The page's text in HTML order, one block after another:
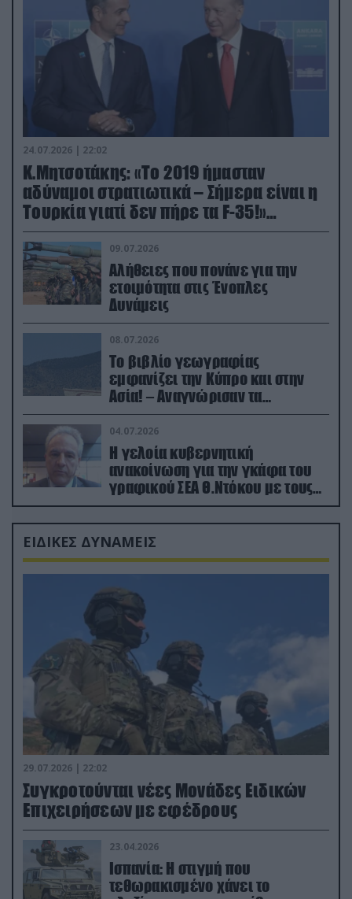
24.07.2026 | 22:02
Κ.Μητσοτάκης: «Το 2019 ήμασταν
αδύναμοι στρατιωτικά – Σήμερα είναι η
Τουρκία γιατί δεν πήρε τα F-35!»
(βίντεο)
09.07.2026
Αλήθειες που πονάνε για την
ετοιμότητα στις Ένοπλες
Δυνάμεις
08.07.2026
Το βιβλίο γεωγραφίας
εμφανίζει την Κύπρο και στην
Ασία! – Αναγνώρισαν τα
κατεχόμενα; (φωτο)
04.07.2026
Η γελοία κυβερνητική
ανακοίνωση για την γκάφα του
γραφικού ΣΕΑ Θ.Ντόκου με τους
Ρώσους φαρσέρ
ΕΙΔΙΚΕΣ ΔΥΝΑΜΕΙΣ
29.07.2026 | 22:02
Συγκροτούνται νέες Μονάδες Ειδικών
Επιχειρήσεων με εφέδρους
23.04.2026
Ισπανία: Η στιγμή που
τεθωρακισμένο χάνει το